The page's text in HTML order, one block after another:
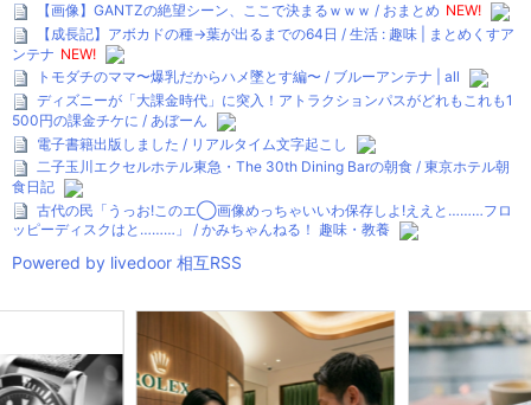
【画像】GANTZの絶望シーン、ここで決まるｗｗｗ / おまとめ NEW!
【成長記】アボカドの種→葉が出るまでの64日 / 生活 : 趣味 | まとめくすア
ンテナ NEW!
トモダチのママ〜爆乳だからハメ墜とす編〜 / ブルーアンテナ | all
ディズニーが「大課金時代」に突入！アトラクションパスがどれもこれも1
500円の課金チケに / あぼーん
電子書籍出版しました / リアルタイム文字起こし
二子玉川エクセルホテル東急・The 30th Dining Barの朝食 / 東京ホテル朝
食日記
古代の民「うっお!このエ◯画像めっちゃいいわ保存しよ!ええと………フロ
ッピーディスクはと………」 / かみちゃんねる！ 趣味・教養
Powered by livedoor 相互RSS